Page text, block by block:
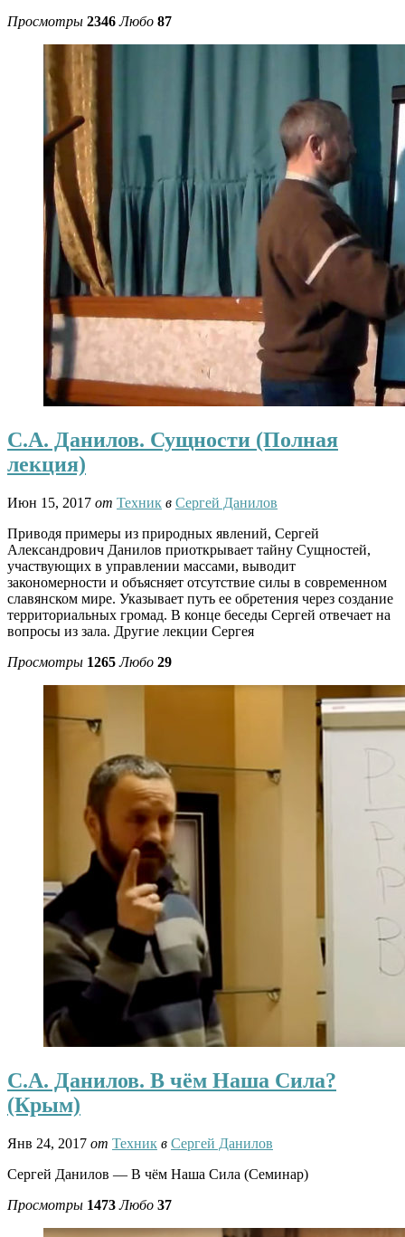
Просмотры 2346 Любо 87
С.А. Данилов. Сущности (Полная
лекция)
Июн 15, 2017 от Техник в Сергей Данилов
Приводя примеры из природных явлений, Сергей
Александрович Данилов приоткрывает тайну Сущностей,
участвующих в управлении массами, выводит
закономерности и объясняет отсутствие силы в современном
славянском мире. Указывает путь ее обретения через создание
территориальных громад. В конце беседы Сергей отвечает на
вопросы из зала. Другие лекции Сергея
Просмотры 1265 Любо 29
С.А. Данилов. В чём Наша Сила?
(Крым)
Янв 24, 2017 от Техник в Сергей Данилов
Сергей Данилов — В чём Наша Сила (Семинар)
Просмотры 1473 Любо 37